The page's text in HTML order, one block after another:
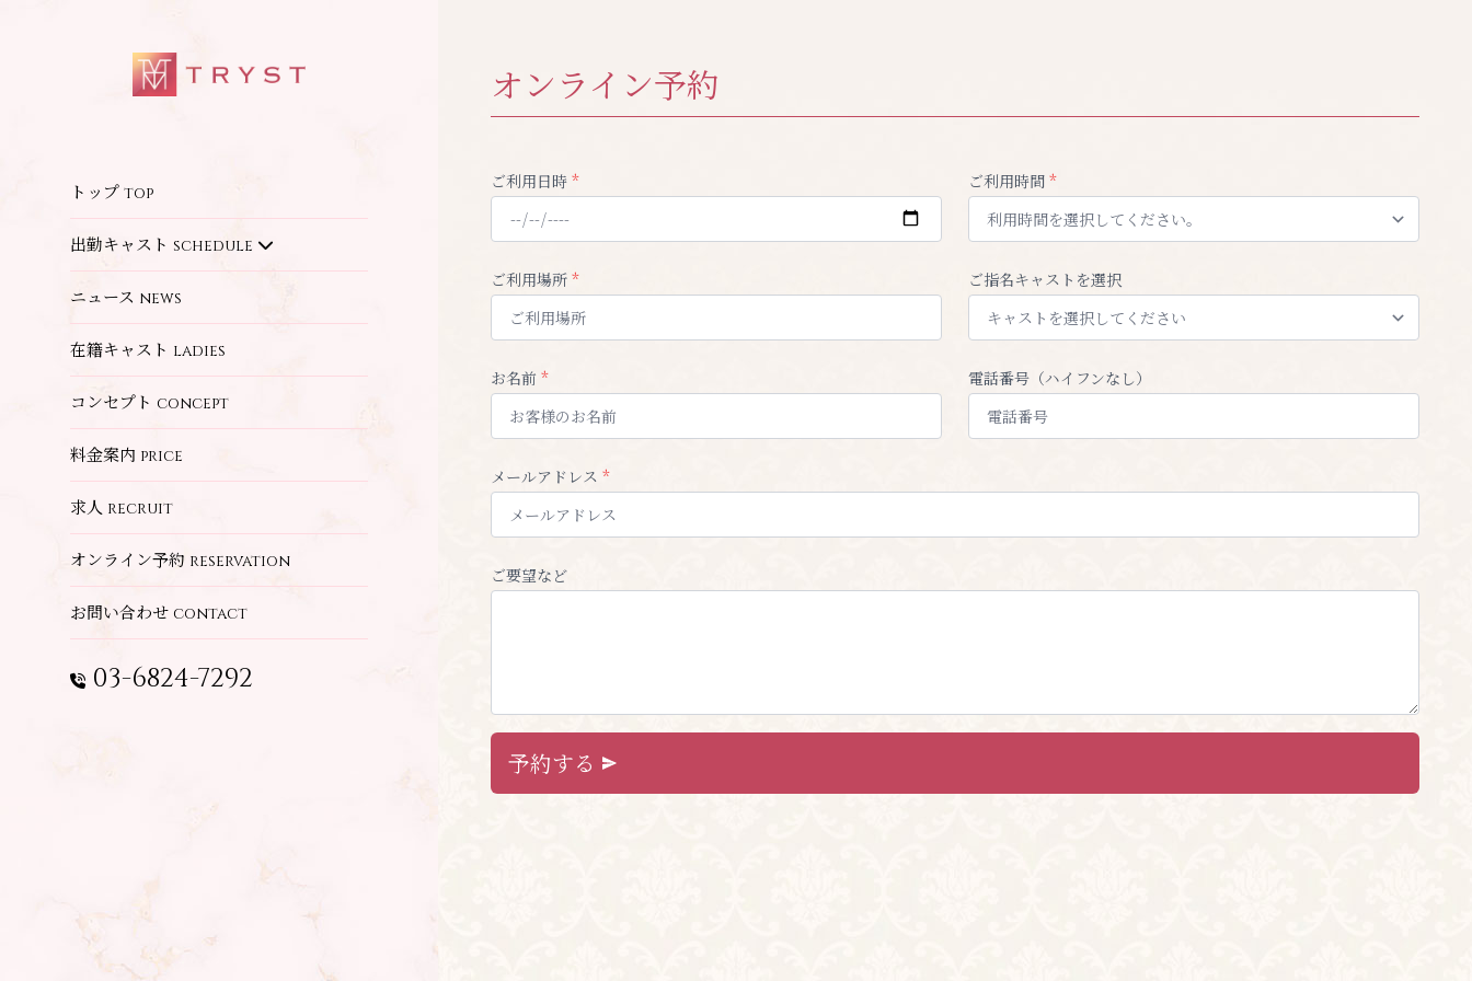
トップ top
出勤キャスト schedule
ニュース news
在籍キャスト ladies
コンセプト concept
料金案内 price
求人 recruit
オンライン予約 reservation
お問い合わせ contact
03-6824-7292
オンライン予約
ご利用日時 * ご利用時間 *
ご利用場所 * ご指名キャストを選択
お名前 * 電話番号（ハイフンなし）
メールアドレス *
ご要望など
予約する